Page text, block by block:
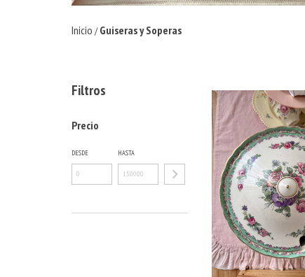
Inicio / Guiseras y Soperas
Filtros
Precio
DESDE HASTA